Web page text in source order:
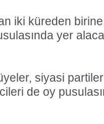
iki küreden
yer
siyasi
de oy